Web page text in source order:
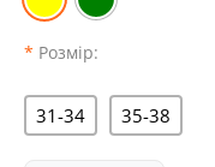
Розмір:
31-34 35-38